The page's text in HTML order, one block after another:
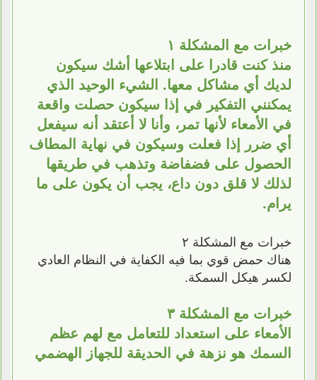
خبرات مع المشكلة ١
منذ كنت قادرا على ابتلاعها أشك سيكون
لديك أي مشاكل معها. الشيء الوحيد الذي
يمكنني التفكير في إذا سيكون حصلت واقعة
في الأمعاء لأنها تمر، وأنا لا أعتقد أنه سيفعل
أي ضرر إذا فعلت وسيكون في نهاية المطاف
الحصول على فضفاضة وتذهب في طريقها
لذلك لا قلق دون داع، يجب أن يكون على ما
يرام.
خبرات مع المشكلة ٢
هناك حمض قوي بما فيه الكفاية في النظام العادي
لكسر هيكل السمكة.
خبرات مع المشكلة ٣
الأمعاء على استعداد للتعامل مع لهم عظم
السمك هو نزهة في الحديقة للجهاز الهضمي